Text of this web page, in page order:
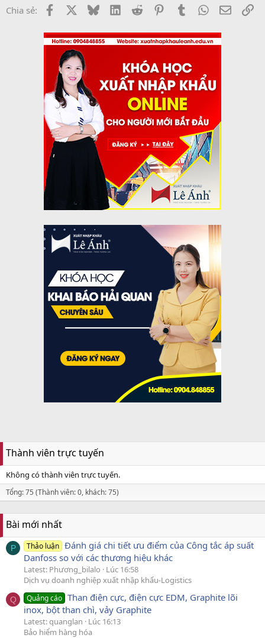
Chia sẻ: Facebook BlueskyLinkedInReddit PinterestTumblrWhatsApp
Email
Thành viên trực tuyến
Không có thành viên trực tuyến.
Tổng: 75 (Thành viên: 0, khách: 75)
Bài mới nhất
P Thảo luận Đánh giá chi tiết ưu điểm của Công tắc áp suất
Danfoss so với các thương hiệu khác
Latest: Phương_bilalo
Lúc 16:58
Dịch vụ doanh nghiệp xuất nhập khẩu-Logistics
Q Quảng cáo Than điện cực, điện cực EDM, Graphite lõi
inox, bột than chì, vảy Graphite
Latest: quanglan
Lúc 16:13
Bảo hiểm hàng hóa